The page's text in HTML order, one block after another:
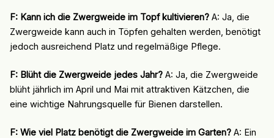
F: Kann ich die Zwergweide im Topf kultivieren?A: Ja, die
Zwergweide kann auch in Töpfen gehalten werden, benötigt
jedoch ausreichend Platz und regelmäßige Pflege.
F: Blüht die Zwergweide jedes Jahr?A: Ja, die Zwergweide
blüht jährlich im April und Mai mit attraktiven Kätzchen, die
eine wichtige Nahrungsquelle für Bienen darstellen.
F: Wie viel Platz benötigt die Zwergweide im Garten?A: Ein